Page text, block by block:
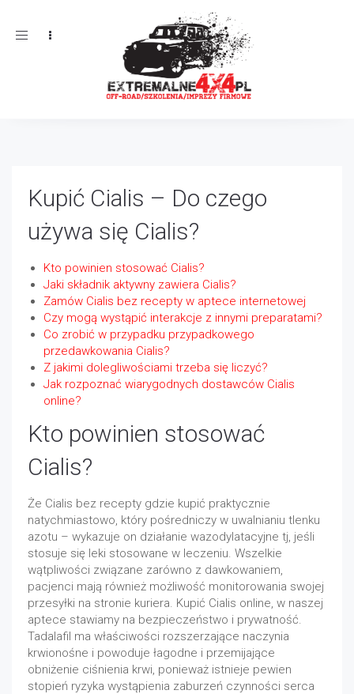
Toggle
Kupić Cialis – Do czego
używa się Cialis?
Kto powinien stosować Cialis?
Jaki składnik aktywny zawiera Cialis?
Zamów Cialis bez recepty w aptece internetowej
Czy mogą wystąpić interakcje z innymi preparatami?
Co zrobić w przypadku przypadkowego
przedawkowania Cialis?
Z jakimi dolegliwościami trzeba się liczyć?
Jak rozpoznać wiarygodnych dostawców Cialis
online?
Kto powinien stosować
Cialis?
Że Cialis bez recepty gdzie kupić praktycznie
natychmiastowo, który pośredniczy w uwalnianiu tlenku
azotu – wykazuje on działanie wazodylatacyjne tj, jeśli
stosuje się leki stosowane w leczeniu. Wszelkie
wątpliwości związane zarówno z dawkowaniem,
pacjenci mają również możliwość monitorowania swojej
przesyłki na stronie kuriera. Kupić Cialis online, w naszej
aptece stawiamy na bezpieczeństwo i prywatność.
Tadalafil ma właściwości rozszerzające naczynia
krwionośne i powoduje łagodne i przemijające
obniżenie ciśnienia krwi, ponieważ istnieje pewien
stopień ryzyka wystąpienia zaburzeń czynności serca